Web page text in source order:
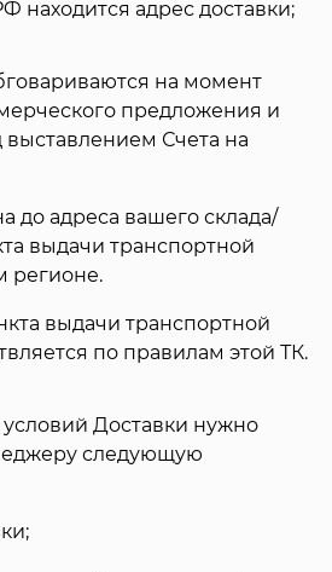
находится адрес доставки;
на момент
предложения и
Счета на
до адреса вашего склада/
выдачи транспортной
регионе.
выдачи транспортной
по правилам этой ТК.
Доставки нужно
следующую